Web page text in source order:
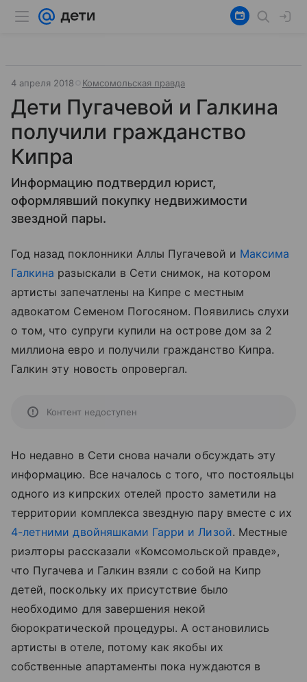
4 апреля 2018 Комсомольская правда
Дети Пугачевой и Галкина
получили гражданство
Кипра
Информацию подтвердил юрист,
оформлявший покупку недвижимости
звездной пары.
Год назад поклонники Аллы Пугачевой и Максима
Галкина разыскали в Сети снимок, на котором
артисты запечатлены на Кипре с местным
адвокатом Семеном Погосяном. Появились слухи
о том, что супруги купили на острове дом за 2
миллиона евро и получили гражданство Кипра.
Галкин эту новость опровергал.
Контент недоступен
Но недавно в Сети снова начали обсуждать эту
информацию. Все началось с того, что постояльцы
одного из кипрских отелей просто заметили на
территории комплекса звездную пару вместе с их
4-летними двойняшками Гарри и Лизой. Местные
риэлторы рассказали «Комсомольской правде»,
что Пугачева и Галкин взяли с собой на Кипр
детей, поскольку их присутствие было
необходимо для завершения некой
бюрократической процедуры. А остановились
артисты в отеле, потому как якобы их
собственные апартаменты пока нуждаются в